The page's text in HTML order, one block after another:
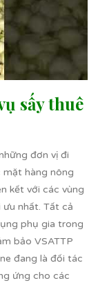
sấy thuê
đơn vị đi
mặt hàng nông
kết với các vùng
nhất. Tất cả
phụ gia trong
bảo VSATTP
đang là đối tác
ứng cho các